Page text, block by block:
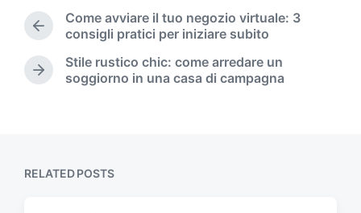
e
n
P
e
v
o
Come avviare il tuo negozio virtuale: 3
consigli pratici per iniziare subito
N
s
Stile rustico chic: come arredare un
soggiorno in una casa di campagna
RELATED POSTS